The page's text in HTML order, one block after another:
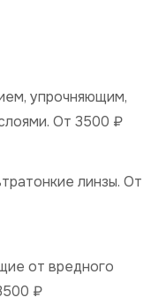
упрочняющим,
От 3500 ₽
линзы. От
от вредного
₽